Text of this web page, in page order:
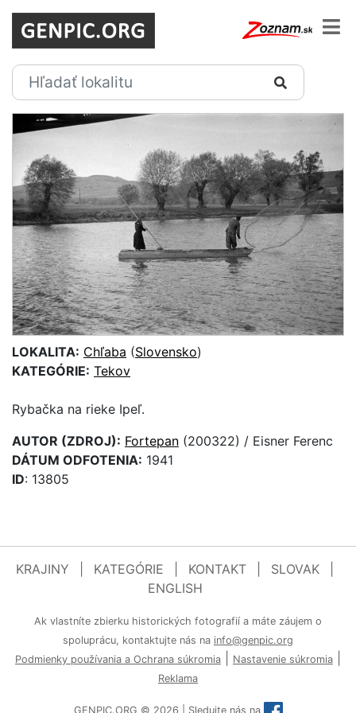
LOKALITA: Chľaba (Slovensko)
KATEGÓRIE: Tekov
Rybačka na rieke Ipeľ.
AUTOR (ZDROJ): Fortepan (200322) / Eisner Ferenc
DÁTUM ODFOTENIA: 1941
ID: 13805
KRAJINY KATEGÓRIE KONTAKT SLOVAK
ENGLISH
Ak vlastníte zbierku historických fotografií a máte záujem o
spoluprácu, kontaktujte nás na info@genpic.org
Podmienky používania a Ochrana súkromia
Nastavenie súkromia
Reklama
GENPIC.ORG © 2026 | Sledujte nás na